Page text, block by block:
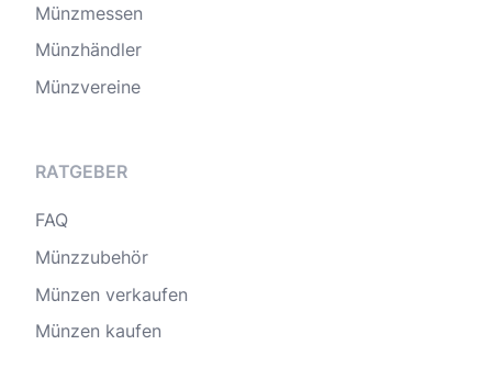
Münzmessen
Münzhändler
Münzvereine
RATGEBER
FAQ
Münzzubehör
Münzen verkaufen
Münzen kaufen